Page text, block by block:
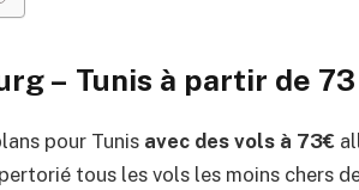
– Tunis à partir de
pour Tunis avec des vols à 73€
tous les vols les moins chers